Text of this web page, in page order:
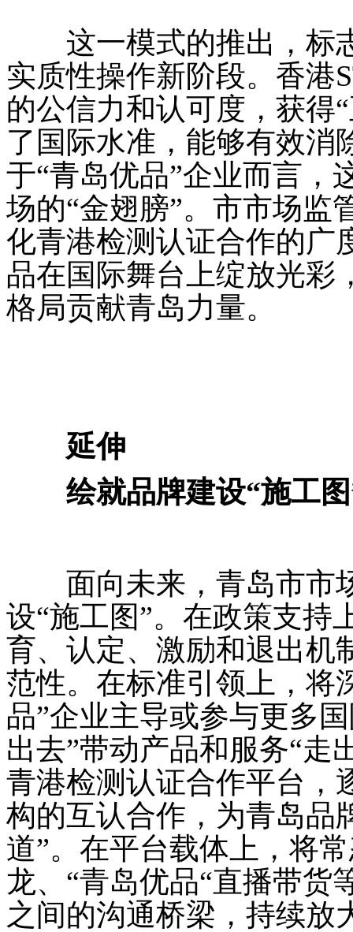
这一模式的推出，标
实质性操作新阶段。香港
的公信力和认可度，获得
了国际水准，能够有效消
于“青岛优品”企业而言，
场的“金翅膀”。市市场监
化青港检测认证合作的广
品在国际舞台上绽放光彩
格局贡献青岛力量。
延伸
绘就品牌建设“施工
面向未来，青岛市市
设“施工图”。在政策支持
育、认定、激励和退出机
范性。在标准引领上，将
品”企业主导或参与更多
出去”带动产品和服务“走
青港检测认证合作平台，
构的互认合作，为青岛品
道”。在平台载体上，将
龙、“青岛优品“直播带货
之间的沟通桥梁，持续放